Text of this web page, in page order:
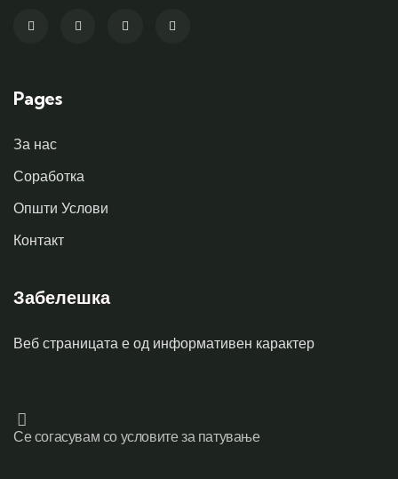
Pages
За нас
Соработка
Општи Услови
Контакт
Забелешка
Веб страницата е од информативен карактер
Се согасувам со условите за патување